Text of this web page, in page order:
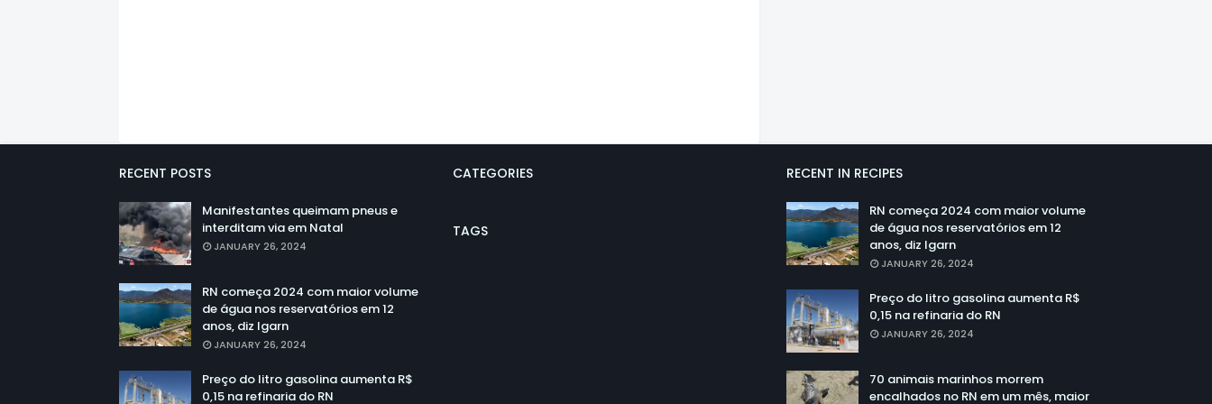
RECENT POSTS
Manifestantes queimam pneus e
interditam via em Natal
JANUARY 26, 2024
RN começa 2024 com maior volume
de água nos reservatórios em 12
anos, diz Igarn
JANUARY 26, 2024
Preço do litro gasolina aumenta R$
0,15 na refinaria do RN
CATEGORIES
TAGS
RECENT IN RECIPES
RN começa 2024 com maior volume
de água nos reservatórios em 12
anos, diz Igarn
JANUARY 26, 2024
Preço do litro gasolina aumenta R$
0,15 na refinaria do RN
JANUARY 26, 2024
70 animais marinhos morrem
encalhados no RN em um mês, maior